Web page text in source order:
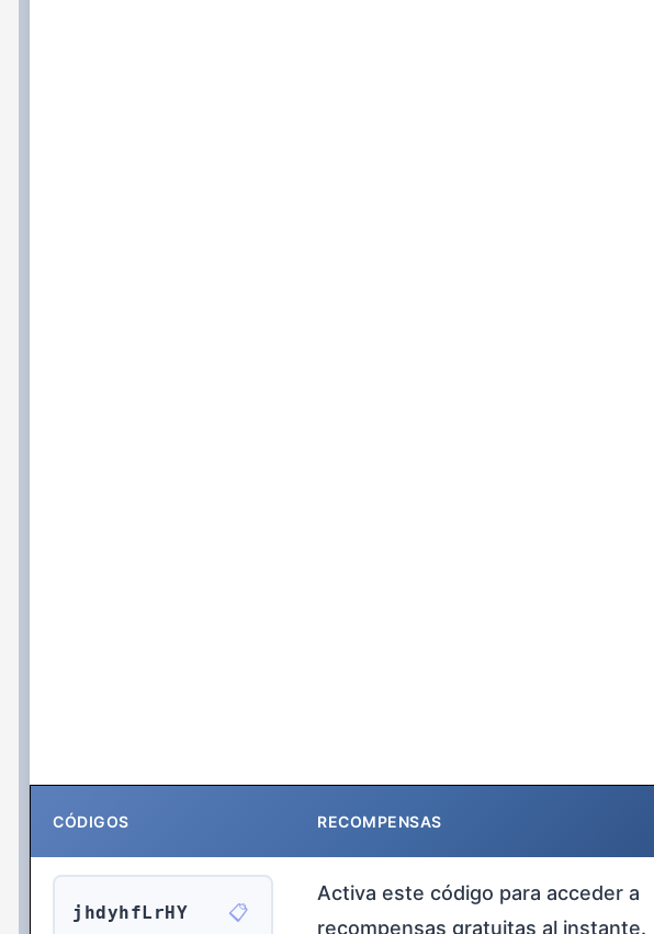
CÓDIGOS RECOMPENSAS
jhdyhfLrHY 📋
Activa este código para acceder a
recompensas gratuitas al instante.